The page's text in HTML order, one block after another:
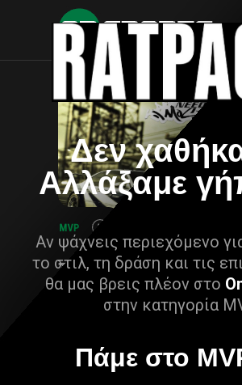
Δεν
Αλλάξαμε
Αν ψάχνεις περιεχόμενο
το στιλ, τη δράση και τις
θα μας βρεις πλέον στο
στην κατηγορία
Πάμε στο